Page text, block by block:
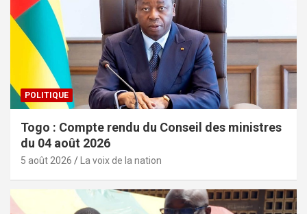
POLITIQUE
Togo : Compte rendu du Conseil des ministres
du 04 août 2026
5 août 2026 La voix de la nation